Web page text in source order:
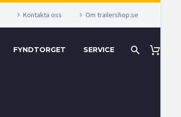
Kontakta oss Om trailershop.se
FYNDTORGET SERVICE